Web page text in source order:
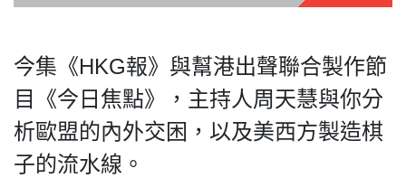
HK.
All
rights
reserved.
今集《HKG報》與幫港出聲聯合製作節
目《今日焦點》，主持人周天慧與你分
析歐盟的內外交困，以及美西方製造棋
子的流水線。